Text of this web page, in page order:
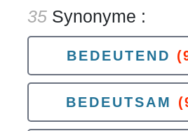
35 Synonyme :
BEDEUTEND
BEDEUTSAM